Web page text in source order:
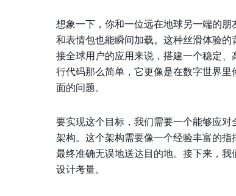
想象一下，你和一位远在地球另一端的朋
和表情包也能瞬间加载。这种丝滑体验
接全球用户的应用来说，搭建一个稳定
行代码那么简单，它更像是在数字世界
面的问题。
要实现这个目标，我们需要一个能够应
架构。这个架构需要像一个经验丰富的指
最终准确无误地送达目的地。接下来，
设计考量。